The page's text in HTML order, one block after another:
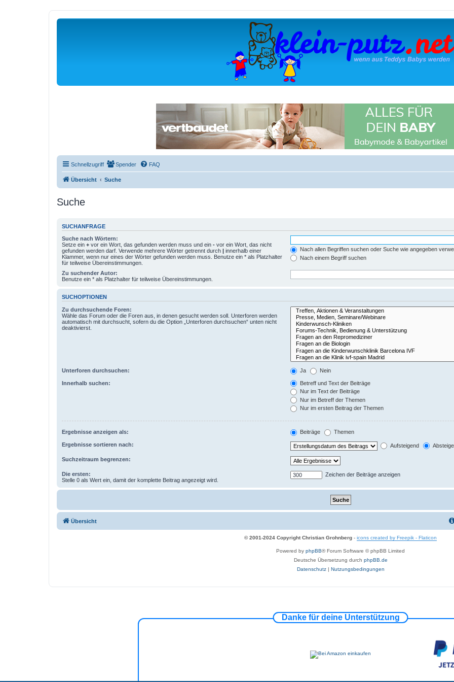
Schnellzugriff Spender FAQ
Übersicht Suche
Suche
SUCHANFRAGE
Suche nach Wörtern:
Setze ein + vor ein Wort, das gefunden werden muss und ein - vor ein Wort, das nicht
gefunden werden darf. Verwende mehrere Wörter getrennt durch | innerhalb einer
Klammer, wenn nur eines der Wörter gefunden werden muss. Benutze ein * als Platzhalter
für teilweise Übereinstimmungen.
Nach allen Begriffen suchen oder Suche wie angegeben
Nach einem Begriff suchen
Zu suchender Autor:
Benutze ein * als Platzhalter für teilweise Übereinstimmungen.
SUCHOPTIONEN
Zu durchsuchende Foren:
Wähle das Forum oder die Foren aus, in denen gesucht werden soll. Unterforen werden
automatisch mit durchsucht, sofern du die Option „Unterforen durchsuchen“ unten nicht
deaktivierst.
Unterforen durchsuchen: Ja Nein
Innerhalb suchen:
Betreff und Text der Beiträge
Nur im Text der Beiträge
Nur im Betreff der Themen
Nur im ersten Beitrag der Themen
Ergebnisse anzeigen als: Beiträge Themen
Ergebnisse sortieren nach: Aufsteigend
Suchzeitraum begrenzen:
Die ersten:
Stelle 0 als Wert ein, damit der komplette Beitrag angezeigt wird.
Zeichen der Beiträge anzeigen
Übersicht
© 2001-2024 Copyright Christian Grohnberg - icons created by Freepik - Flaticon
Powered by phpBB® Forum Software © phpBB Limited
Deutsche Übersetzung durch phpBB.de
Datenschutz| Nutzungsbedingungen
Danke für deine Unterstützung